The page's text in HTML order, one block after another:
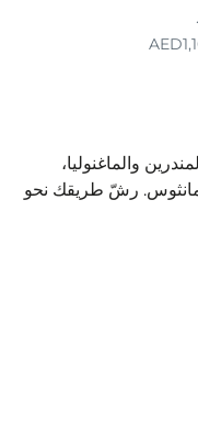
والماغنوليا،
رشّ طريقك نحو